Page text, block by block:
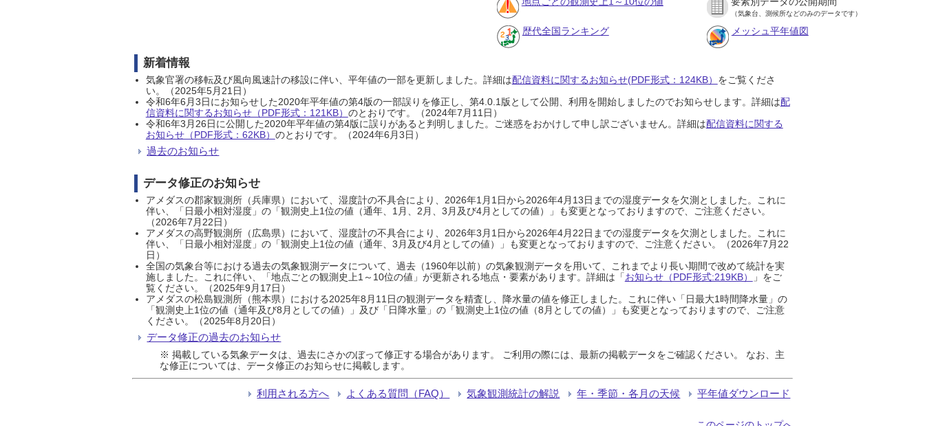
（気象台、測候所などのみのデータです）
歴代全国ランキング メッシュ平年値図
新着情報
気象官署の移転及び風向風速計の移設に伴い、平年値の一部を更新しました。詳細は配信資料に関するお知らせ(PDF形式：124KB） をご覧くださ
い。（2025年5月21日）
令和6年6月3日にお知らせした2020年平年値の第4版の一部誤りを修正し、第4.0.1版として公開、利用を開始しましたのでお知らせします。詳細は配
信資料に関するお知らせ（PDF形式：121KB） のとおりです。（2024年7月11日）
令和6年3月26日に公開した2020年平年値の第4版に誤りがあると判明しました。ご迷惑をおかけして申し訳ございません。詳細は配信資料に関する
お知らせ（PDF形式：62KB） のとおりです。（2024年6月3日）
過去のお知らせ
データ修正のお知らせ
アメダスの郡家観測所（兵庫県）において、湿度計の不具合により、2026年1月1日から2026年4月13日までの湿度データを欠測としました。これに
伴い、「日最小相対湿度」の「観測史上1位の値（通年、1月、2月、3月及び4月としての値）」も変更となっておりますので、ご注意ください。
（2026年7月22日）
アメダスの高野観測所（広島県）において、湿度計の不具合により、2026年3月1日から2026年4月22日までの湿度データを欠測としました。これに
伴い、「日最小相対湿度」の「観測史上1位の値（通年、3月及び4月としての値）」も変更となっておりますので、ご注意ください。（2026年7月22
日）
全国の気象台等における過去の気象観測データについて、過去（1960年以前）の気象観測データを用いて、これまでより長い期間で改めて統計を実
施しました。これに伴い、「地点ごとの観測史上1～10位の値」が更新される地点・要素があります。詳細は「お知らせ（PDF形式:219KB）
」をご
覧ください。（2025年9月17日）
アメダスの松島観測所（熊本県）における2025年8月11日の観測データを精査し、降水量の値を修正しました。これに伴い「日最大1時間降水量」の
「観測史上1位の値（通年及び8月としての値）」及び「日降水量」の「観測史上1位の値（8月としての値）」も変更となっておりますので、ご注意
ください。（2025年8月20日）
データ修正の過去のお知らせ
※ 掲載している気象データは、過去にさかのぼって修正する場合があります。 ご利用の際には、最新の掲載データをご確認ください。 なお、主
な修正については、データ修正のお知らせに掲載します。
利用される方へ よくある質問（FAQ） 気象観測統計の解説 年・季節・各月の天候 平年値ダウンロード